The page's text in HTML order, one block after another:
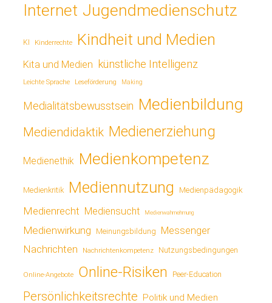
Internet Jugendmedienschutz
KI Kinderrechte Kindheit und Medien
Kita und Medien künstliche Intelligenz
Leichte Sprache Leseförderung Making
Medialitätsbewusstsein Medienbildung
Mediendidaktik Medienerziehung
Medienethik Medienkompetenz
Medienkritik Mediennutzung Medienpädagogik
Medienrecht Mediensucht Medienwahrnehmung
Medienwirkung Meinungsbildung Messenger
Nachrichten Nachrichtenkompetenz Nutzungsbedingungen
Online-Angebote Online-Risiken Peer-Education
Persönlichkeitsrechte Politik und Medien